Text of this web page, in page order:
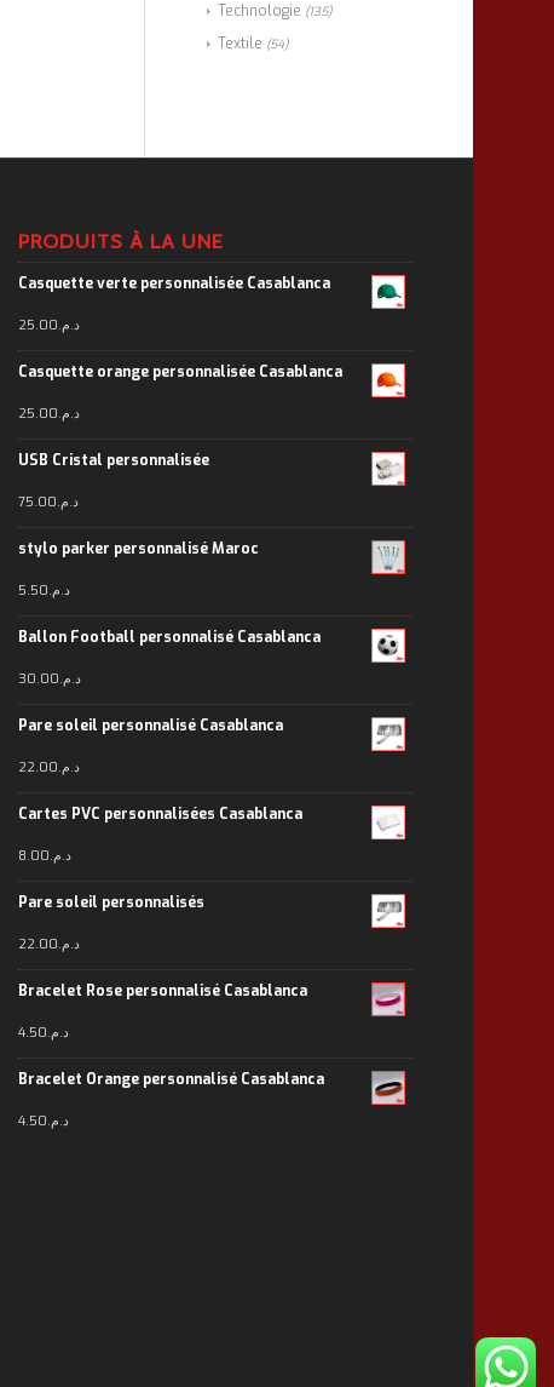
Technologie (135)
Textile (54)
PRODUITS À LA UNE
Casquette verte personnalisée Casablanca
د.م.25.00
Casquette orange personnalisée Casablanca
د.م.25.00
USB Cristal personnalisée
د.م.75.00
stylo parker personnalisé Maroc
د.م.5.50
Ballon Football personnalisé Casablanca
د.م.30.00
Pare soleil personnalisé Casablanca
د.م.22.00
Cartes PVC personnalisées Casablanca
د.م.8.00
Pare soleil personnalisés
د.م.22.00
Bracelet Rose personnalisé Casablanca
د.م.4.50
Bracelet Orange personnalisé Casablanca
د.م.4.50